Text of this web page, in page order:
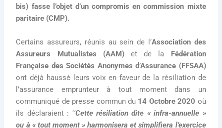
bis) fasse l’objet d’un compromis en commission mixte
paritaire (CMP).
Certains assureurs, réunis au sein de l’Association des
Assureurs Mutualistes (AAM) et de la Fédération
Française des Sociétés Anonymes d’Assurance (FFSAA)
ont déjà haussé leurs voix en faveur de la résiliation de
l’assurance emprunteur à tout moment dans un
communiqué de presse commun du 14 Octobre 2020 où
ils déclaraient : ‘‘Cette résiliation dite « infra-annuelle »
ou à « tout moment » harmonisera et simplifiera l’exercice